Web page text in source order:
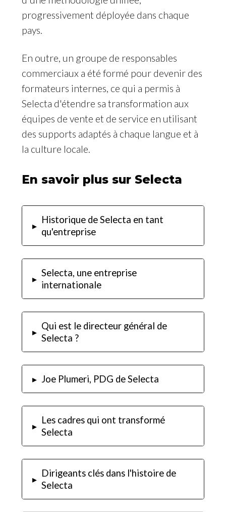
progressivement déployée dans chaque
pays.
En outre, un groupe de responsables
commerciaux a été formé pour devenir des
formateurs internes, ce qui a permis à
Selecta d'étendre sa transformation aux
équipes de vente et de service en utilisant
des supports adaptés à chaque langue et à
la culture locale.
En savoir plus sur Selecta
▸
Historique de Selecta en tant
qu'entreprise
▸
Selecta, une entreprise
internationale
▸
Qui est le directeur général de
Selecta ?
▸ Joe Plumeri, PDG de Selecta
▸
Les cadres qui ont transformé
Selecta
▸
Dirigeants clés dans l'histoire de
Selecta